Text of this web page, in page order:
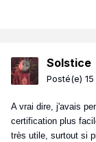
Solstice
Posté(e)
A vrai dire, j'avais
certification plus
très utile, surtout si